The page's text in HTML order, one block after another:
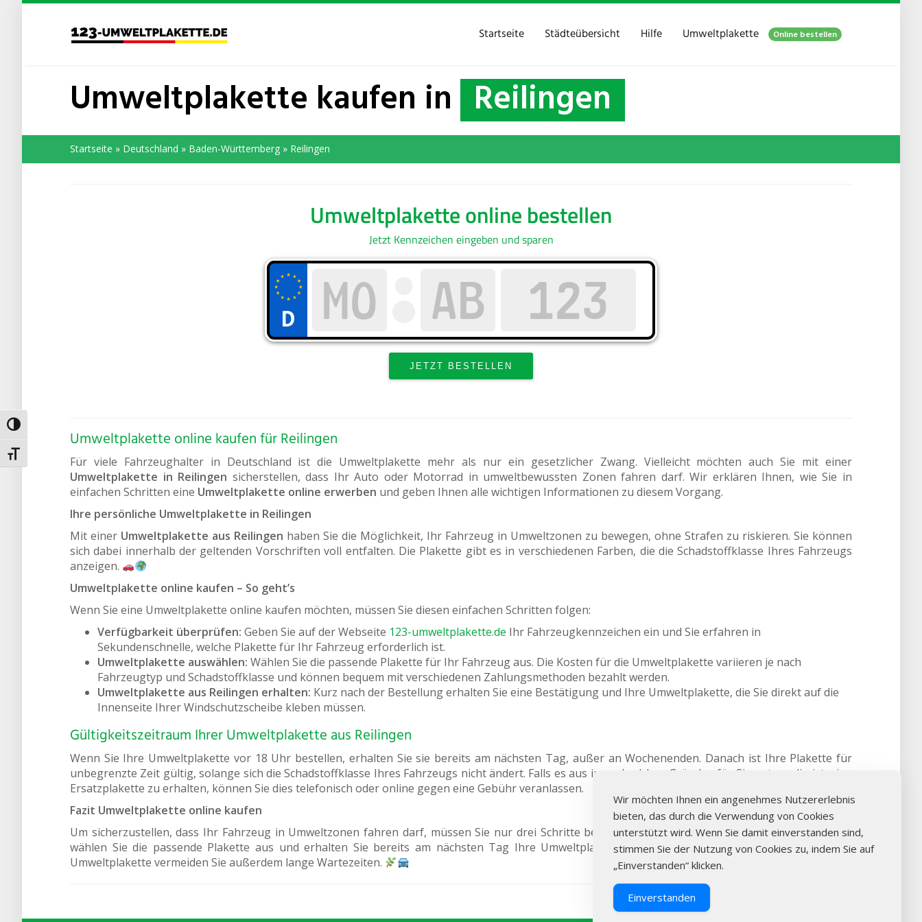
Umschalten auf hohe Kontraste
Schrift vergrößern
Startseite Städteübersicht Hilfe Umweltplakette Online bestellen
Umweltplakette kaufen in Reilingen
Startseite » Deutschland » Baden-Württemberg » Reilingen
Umweltplakette online kaufen für Reilingen
Für viele Fahrzeughalter in Deutschland ist die Umweltplakette mehr als nur ein gesetzlicher Zwang. Vielleicht möchten auch Sie mit einer
Umweltplakette in Reilingen sicherstellen, dass Ihr Auto oder Motorrad in umweltbewussten Zonen fahren darf. Wir erklären Ihnen, wie Sie in
einfachen Schritten eine Umweltplakette online erwerben und geben Ihnen alle wichtigen Informationen zu diesem Vorgang.
Ihre persönliche Umweltplakette in Reilingen
Mit einer Umweltplakette aus Reilingen haben Sie die Möglichkeit, Ihr Fahrzeug in Umweltzonen zu bewegen, ohne Strafen zu riskieren. Sie können
sich dabei innerhalb der geltenden Vorschriften voll entfalten. Die Plakette gibt es in verschiedenen Farben, die die Schadstoffklasse Ihres Fahrzeugs
anzeigen.
Umweltplakette online kaufen – So geht’s
Wenn Sie eine Umweltplakette online kaufen möchten, müssen Sie diesen einfachen Schritten folgen:
Verfügbarkeit überprüfen: Geben Sie auf der Webseite 123-umweltplakette.de Ihr Fahrzeugkennzeichen ein und Sie erfahren in
Sekundenschnelle, welche Plakette für Ihr Fahrzeug erforderlich ist.
Umweltplakette auswählen: Wählen Sie die passende Plakette für Ihr Fahrzeug aus. Die Kosten für die Umweltplakette variieren je nach
Fahrzeugtyp und Schadstoffklasse und können bequem mit verschiedenen Zahlungsmethoden bezahlt werden.
Umweltplakette aus Reilingen erhalten: Kurz nach der Bestellung erhalten Sie eine Bestätigung und Ihre Umweltplakette, die Sie direkt auf die
Innenseite Ihrer Windschutzscheibe kleben müssen.
Gültigkeitszeitraum Ihrer Umweltplakette aus Reilingen
Wenn Sie Ihre Umweltplakette vor 18 Uhr bestellen, erhalten Sie sie bereits am nächsten Tag, außer an Wochenenden. Danach ist Ihre Plakette für
unbegrenzte Zeit gültig, solange sich die Schadstoffklasse Ihres Fahrzeugs nicht ändert. Falls es aus irgendwelchen Gründen für Sie notwendig ist, eine
Ersatzplakette zu erhalten, können Sie dies telefonisch oder online gegen eine Gebühr veranlassen.
Fazit Umweltplakette online kaufen
Um sicherzustellen, dass Ihr Fahrzeug in Umweltzonen fahren darf, müssen Sie nur drei Schritte befolgen: Überprüfen Sie online die Verfügbarkeit,
wählen Sie die passende Plakette aus und erhalten Sie bereits am nächsten Tag Ihre Umweltplakette aus Reilingen. Durch den Online-Kauf der
Umweltplakette vermeiden Sie außerdem lange Wartezeiten.
Wir möchten Ihnen ein angenehmes Nutzererlebnis
bieten, das durch die Verwendung von Cookies
unterstützt wird. Wenn Sie damit einverstanden sind,
stimmen Sie der Nutzung von Cookies zu, indem Sie auf
„Einverstanden“ klicken.
Einverstanden